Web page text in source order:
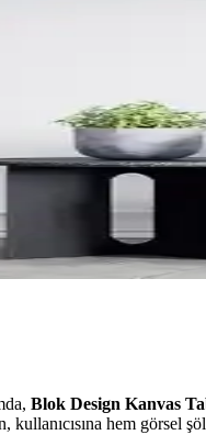
Blok Design Kanvas
hem görsel